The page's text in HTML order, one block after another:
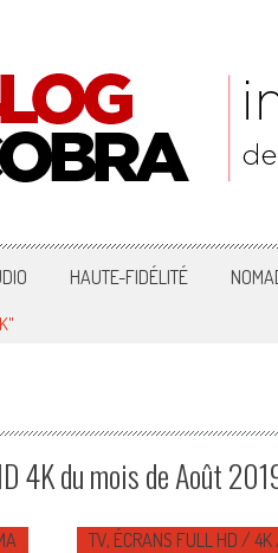
HAUTE-FIDÉLITÉ
4K du mois de Août
TV, ÉCRANS FULL HD /